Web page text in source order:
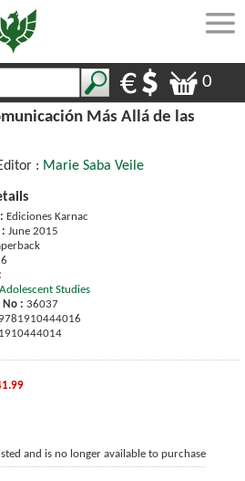
0
Más Allá de las
: Marie Saba Veile
Ediciones Karnac
: June 2015
Studies
No : 36037
9781910444016
1910444014
and is no longer available to purchase